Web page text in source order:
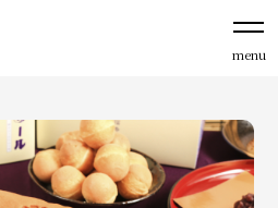
menu